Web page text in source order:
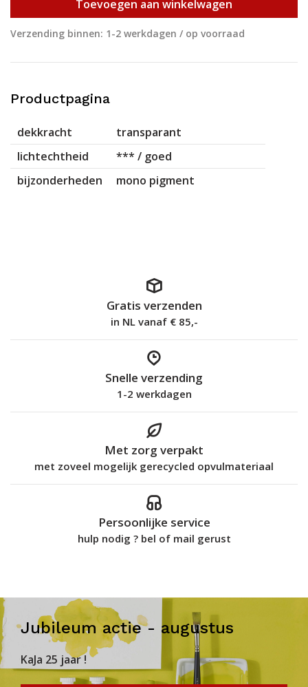
Toevoegen aan winkelwagen
Verzending binnen: 1-2 werkdagen / op voorraad
Productpagina
dekkracht
transparant
lichtechtheid
*** / goed
bijzonderheden
mono pigment
Gratis verzenden
in NL vanaf € 85,-
Snelle verzending
1-2 werkdagen
Met zorg verpakt
met zoveel mogelijk gerecycled opvulmateriaal
Persoonlijke service
hulp nodig ? bel of mail gerust
Jubileum actie - augustus
KaJa 25 jaar !